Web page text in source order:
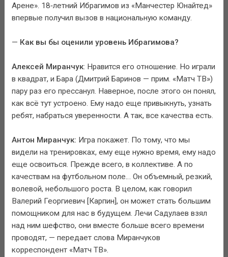
Арене». 18‑летний Ибрагимов из «Манчестер Юнайтед»
впервые получил вызов в национальную команду.
— Как вы бы оценили уровень Ибрагимова?
Алексей Миранчук: Нравится его отношение. Но играли
в квадрат, и Бара (Дмитрий Баринов — прим. «Матч ТВ»)
пару раз его прессанул. Наверное, после этого он понял,
как всё тут устроено. Ему надо еще привыкнуть, узнать
ребят, набраться уверенности. А так, все качества есть.
Антон Миранчук: Игра покажет. По тому, что мы
видели на тренировках, ему еще нужно время, ему надо
еще освоиться. Прежде всего, в коллективе. А по
качествам на футбольном поле… Он объемный, резкий,
волевой, небольшого роста. В целом, как говорил
Валерий Георгиевич [Карпин], он может стать большим
помощником для нас в будущем. Лечи Садулаев взял
над ним шефство, они вместе больше всего времени
проводят, — передает слова Миранчуков
корреспондент «Матч ТВ».